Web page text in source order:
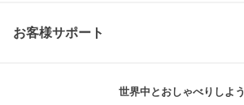
お客様サポート
世界中とおしゃべりしよう